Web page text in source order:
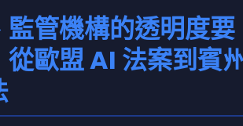
監管機構的透明度要
從歐盟 AI 法案到賓